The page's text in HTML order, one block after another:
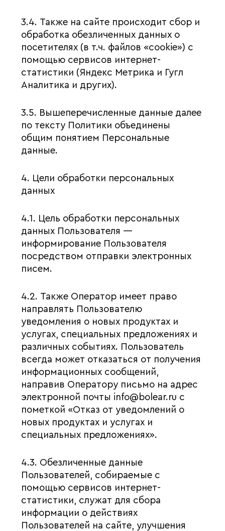
3.4. Также на сайте происходит сбор и
обработка обезличенных данных о
посетителях (в т.ч. файлов «cookie») с
помощью сервисов интернет-
статистики (Яндекс Метрика и Гугл
Аналитика и других).
3.5. Вышеперечисленные данные далее
по тексту Политики объединены
общим понятием Персональные
данные.
4. Цели обработки персональных
данных
4.1. Цель обработки персональных
данных Пользователя —
информирование Пользователя
посредством отправки электронных
писем.
4.2. Также Оператор имеет право
направлять Пользователю
уведомления о новых продуктах и
услугах, специальных предложениях и
различных событиях. Пользователь
всегда может отказаться от получения
информационных сообщений,
направив Оператору письмо на адрес
электронной почты info@bolear.ru с
пометкой «Отказ от уведомлений о
новых продуктах и услугах и
специальных предложениях».
4.3. Обезличенные данные
Пользователей, собираемые с
помощью сервисов интернет-
статистики, служат для сбора
информации о действиях
Пользователей на сайте, улучшения